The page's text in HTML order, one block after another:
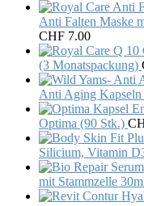
Anti Falten Maske
CHF 7.00
(3 Monatspackung)
Anti Aging Kapseln
Optima (90 Stk.)
Silicium, Vitamin
mit Stammzelle